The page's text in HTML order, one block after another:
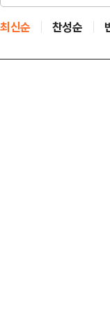
최신순 찬성순